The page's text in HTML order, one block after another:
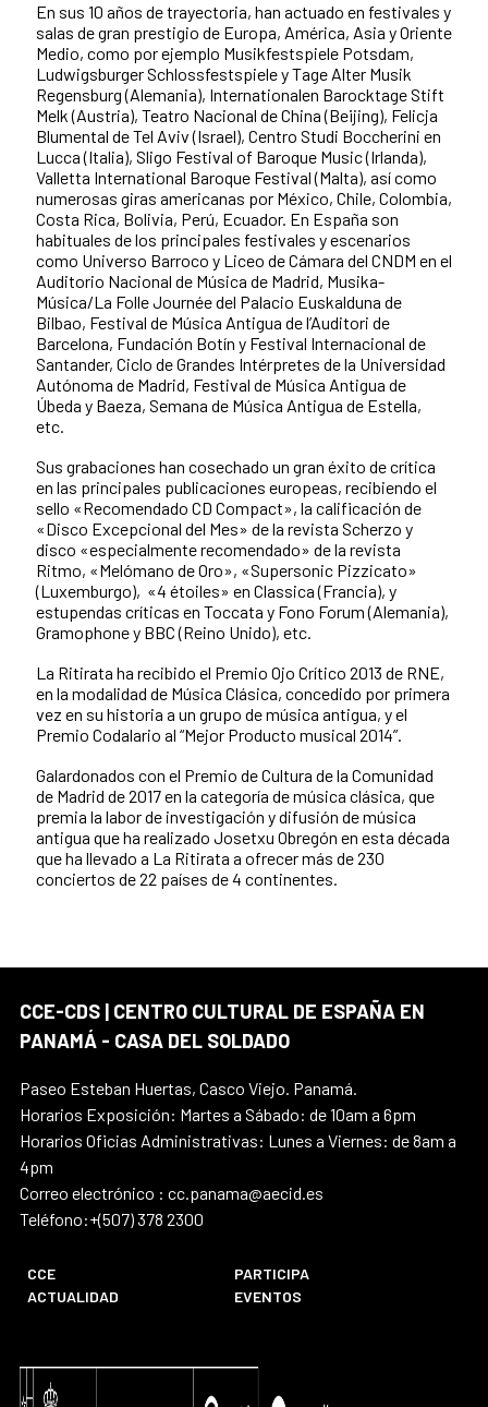
En sus 10 años de trayectoria, han actuado en festivales y
salas de gran prestigio de Europa, América, Asia y Oriente
Medio, como por ejemplo Musikfestspiele Potsdam,
Ludwigsburger Schlossfestspiele y Tage Alter Musik
Regensburg (Alemania), Internationalen Barocktage Stift
Melk (Austria), Teatro Nacional de China (Beijing), Felicja
Blumental de Tel Aviv (Israel), Centro Studi Boccherini en
Lucca (Italia), Sligo Festival of Baroque Music (Irlanda),
Valletta International Baroque Festival (Malta), así como
numerosas giras americanas por México, Chile, Colombia,
Costa Rica, Bolivia, Perú, Ecuador. En España son
habituales de los principales festivales y escenarios
como Universo Barroco y Liceo de Cámara del CNDM en el
Auditorio Nacional de Música de Madrid, Musika-
Música/La Folle Journée del Palacio Euskalduna de
Bilbao, Festival de Música Antigua de l’Auditori de
Barcelona, Fundación Botín y Festival Internacional de
Santander, Ciclo de Grandes Intérpretes de la Universidad
Autónoma de Madrid, Festival de Música Antigua de
Úbeda y Baeza, Semana de Música Antigua de Estella,
etc.
Sus grabaciones han cosechado un gran éxito de crítica
en las principales publicaciones europeas, recibiendo el
sello «Recomendado CD Compact», la calificación de
«Disco Excepcional del Mes» de la revista Scherzo y
disco «especialmente recomendado» de la revista
Ritmo, «Melómano de Oro», «Supersonic Pizzicato»
(Luxemburgo), «4 étoiles» en Classica (Francia), y
estupendas críticas en Toccata y Fono Forum (Alemania),
Gramophone y BBC (Reino Unido), etc.
La Ritirata ha recibido el Premio Ojo Crítico 2013 de RNE,
en la modalidad de Música Clásica, concedido por primera
vez en su historia a un grupo de música antigua, y el
Premio Codalario al “Mejor Producto musical 2014”.
Galardonados con el Premio de Cultura de la Comunidad
de Madrid de 2017 en la categoría de música clásica, que
premia la labor de investigación y difusión de música
antigua que ha realizado Josetxu Obregón en esta década
que ha llevado a La Ritirata a ofrecer más de 230
conciertos de 22 países de 4 continentes.
CCE-CDS | CENTRO CULTURAL DE ESPAÑA EN
PANAMÁ - CASA DEL SOLDADO
Paseo Esteban Huertas, Casco Viejo. Panamá.
Horarios Exposición: Martes a Sábado: de 10am a 6pm
Horarios Oficias Administrativas: Lunes a Viernes: de 8am a
4pm
Correo electrónico : cc.panama@aecid.es
Teléfono:+(507) 378 2300
CCE
PARTICIPA
ACTUALIDAD
EVENTOS